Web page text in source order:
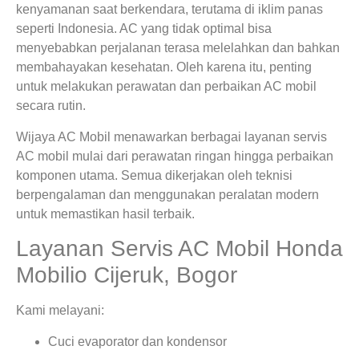
kenyamanan saat berkendara, terutama di iklim panas
seperti Indonesia. AC yang tidak optimal bisa
menyebabkan perjalanan terasa melelahkan dan bahkan
membahayakan kesehatan. Oleh karena itu, penting
untuk melakukan perawatan dan perbaikan AC mobil
secara rutin.
Wijaya AC Mobil menawarkan berbagai layanan servis
AC mobil mulai dari perawatan ringan hingga perbaikan
komponen utama. Semua dikerjakan oleh teknisi
berpengalaman dan menggunakan peralatan modern
untuk memastikan hasil terbaik.
Layanan Servis AC Mobil Honda
Mobilio Cijeruk, Bogor
Kami melayani:
Cuci evaporator dan kondensor